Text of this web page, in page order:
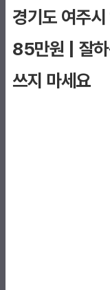
뛰경기도 여주
85만원 | 잘하
쓰지 마세요